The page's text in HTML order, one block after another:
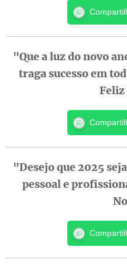
"Que a luz do novo
traga sucesso em
"Desejo que 2025
pessoal e